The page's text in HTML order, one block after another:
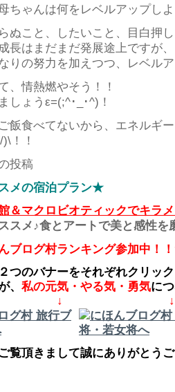
ちゃんは何をレベルアップし
ぬこと、したいこと、目白押
長はまだまだ発展途上ですが
りの努力を加えつつ、レベル
、情熱燃やそう！！
しょうε=(;^･_･^)！
飯食べてないから、エネルギ
！！
投稿
メの宿泊プラン★
＆マクロビオティックでキラ
スメ♪食とアートで美と感性を
ログ村ランキング参加中
つのバナーをそれぞれクリッ
、 私の元気・やる気・勇気に
↓
覧頂きまして誠にありがと